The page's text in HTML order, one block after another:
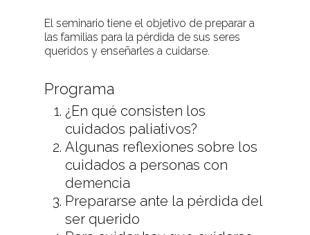
El seminario tiene el objetivo de preparar a
las familias para la pérdida de sus seres
queridos y enseñarles a cuidarse.
Programa
¿En qué consisten los
cuidados paliativos?
Algunas reflexiones sobre los
cuidados a personas con
demencia
Prepararse ante la pérdida del
ser querido